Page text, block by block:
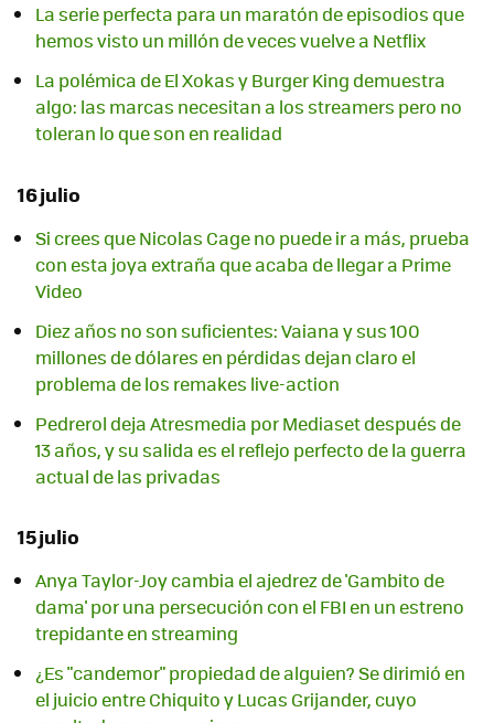
La serie perfecta para un maratón de episodios que
hemos visto un millón de veces vuelve a Netflix
La polémica de El Xokas y Burger King demuestra
algo: las marcas necesitan a los streamers pero no
toleran lo que son en realidad
16 julio
Si crees que Nicolas Cage no puede ir a más, prueba
con esta joya extraña que acaba de llegar a Prime
Video
Diez años no son suficientes: Vaiana y sus 100
millones de dólares en pérdidas dejan claro el
problema de los remakes live-action
Pedrerol deja Atresmedia por Mediaset después de
13 años, y su salida es el reflejo perfecto de la guerra
actual de las privadas
15 julio
Anya Taylor-Joy cambia el ajedrez de 'Gambito de
dama' por una persecución con el FBI en un estreno
trepidante en streaming
¿Es "candemor" propiedad de alguien? Se dirimió en
el juicio entre Chiquito y Lucas Grijander, cuyo